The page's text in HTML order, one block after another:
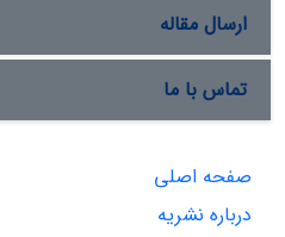
ارسال مقاله
تماس با ما
صفحه اصلی
درباره نشریه